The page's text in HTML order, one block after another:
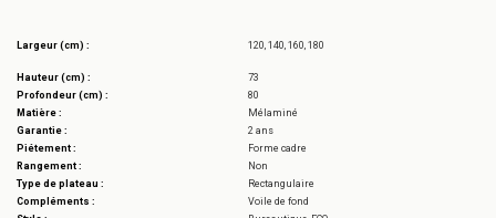
Largeur (cm) : 120, 140, 160, 180
Hauteur (cm) :
73
Profondeur (cm) :
80
Matière :
Mélaminé
Garantie :
2 ans
Piétement :
Forme cadre
Rangement :
Non
Type de plateau :
Rectangulaire
Compléments :
Voile de fond